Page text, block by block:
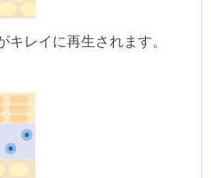
キレイに再生されます。